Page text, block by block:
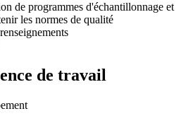
de programmes d'échantillonnage et
les normes de qualité
de travail